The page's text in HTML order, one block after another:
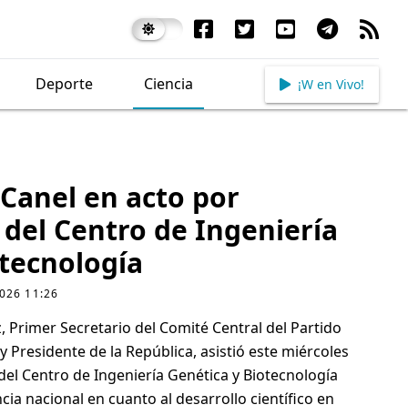
Dark mode
Deporte Ciencia ¡W en Vivo!
en acto por
Centro de Ingeniería
11:26
Primer Secretario del Comité Central del Partido
Presidente de la República, asistió este miércoles
Centro de Ingeniería Genética y Biotecnología
nacional en cuanto al desarrollo científico en